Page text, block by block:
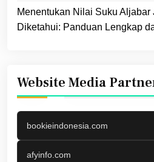
Menentukan Nilai Suku Aljabar
Diketahui: Panduan Lengkap
Website Media
bookieindonesia.com
afyinfo.com